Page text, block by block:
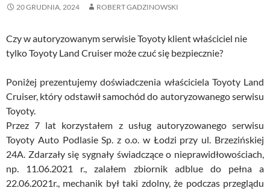
20 GRUDNIA, 2024 ROBERT GADZINOWSKI
Czy w autoryzowanym serwisie Toyoty klient właściciel nie
tylko Toyoty Land Cruiser może czuć się bezpiecznie?
Poniżej prezentujemy doświadczenia właściciela Toyoty Land
Cruiser, który odstawił samochód do autoryzowanego serwisu
Toyoty.
Przez 7 lat korzystałem z usług autoryzowanego serwisu
Toyoty Auto Podlasie Sp. z o.o. w Łodzi przy ul. Brzezińskiej
24A. Zdarzały się sygnały świadczące o nieprawidłowościach,
np. 11.06.2021 r., zalałem zbiornik adblue do pełna a
22.06.2021r., mechanik był taki zdolny, że podczas przeglądu